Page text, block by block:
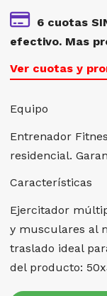
$242.500.
6 cuotas
efectivo. Mas
Ver cuotas y
Equipo
Entrenador
residencial.
Características
Ejercitador
y musculares al
traslado ideal
del producto: